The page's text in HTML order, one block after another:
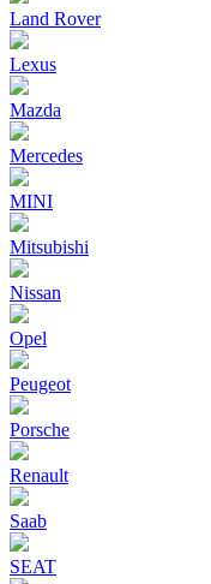
Land Rover
Lexus
Mazda
Mercedes
MINI
Mitsubishi
Nissan
Opel
Peugeot
Porsche
Renault
Saab
SEAT